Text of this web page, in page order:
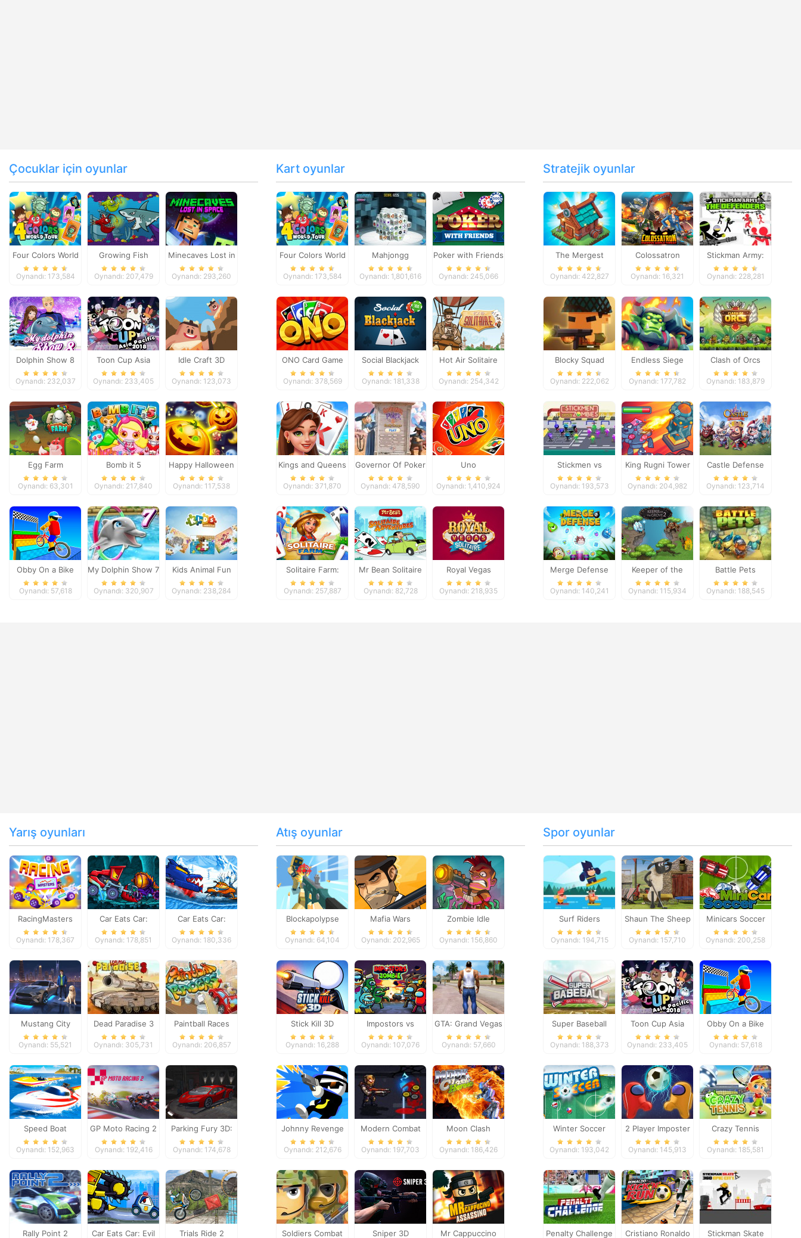
Çocuklar için oyunlar
Four Colors World
Tour
Oynandı: 173,584
Growing Fish
Oynandı: 207,479
Minecaves Lost in
Space
Oynandı: 293,260
Dolphin Show 8
Oynandı: 232,037
Toon Cup Asia
Pacific 2018
Oynandı: 233,405
Idle Craft 3D
Oynandı: 123,073
Egg Farm
Oynandı: 63,301
Bomb it 5
Oynandı: 217,840
Happy Halloween
Oynandı: 117,538
Obby On a Bike
Oynandı: 57,618
My Dolphin Show 7
Oynandı: 320,907
Kids Animal Fun
Oynandı: 238,284
Kart oyunlar
Four Colors World
Tour
Oynandı: 173,584
Mahjongg
Dimensions
Oynandı: 1,801,616
Poker with Friends
Oynandı: 245,066
ONO Card Game
Oynandı: 378,569
Social Blackjack
Oynandı: 181,338
Hot Air Solitaire
Oynandı: 254,342
Kings and Queens
Solitaire Tripeaks
Oynandı: 371,870
Governor Of Poker
2
Oynandı: 478,590
Uno
Oynandı: 1,410,924
Solitaire Farm:
Seasons
Oynandı: 257,887
Mr Bean Solitaire
Adventures
Oynandı: 82,728
Royal Vegas
Solitaire
Oynandı: 218,935
Stratejik oyunlar
The Mergest
Kingdom
Oynandı: 422,827
Colossatron
Oynandı: 16,321
Stickman Army:
The Defenders
Oynandı: 228,281
Blocky Squad
Oynandı: 222,062
Endless Siege
Oynandı: 177,782
Clash of Orcs
Oynandı: 183,879
Stickmen vs
Zombies
Oynandı: 193,573
King Rugni Tower
Defense
Oynandı: 204,982
Castle Defense
Oynandı: 123,714
Merge Defense
Oynandı: 140,241
Keeper of the
Grove 2
Oynandı: 115,934
Battle Pets
Oynandı: 188,545
Yarış oyunları
RacingMasters
Oynandı: 178,367
Car Eats Car:
Dungeon
Oynandı: 178,851
Car Eats Car:
Winter Adventure
Oynandı: 180,336
Mustang City
Driver
Oynandı: 55,521
Dead Paradise 3
Oynandı: 305,731
Paintball Races
Oynandı: 206,857
Speed Boat
Extreme Racing
Oynandı: 152,963
GP Moto Racing 2
Oynandı: 192,416
Parking Fury 3D:
Night Thief
Oynandı: 174,678
Rally Point 2 Car Eats Car: Evil Trials Ride 2
Atış oyunlar
Blockapolypse
Zombie Shooter
Oynandı: 64,104
Mafia Wars
Oynandı: 202,965
Zombie Idle
Defense Online
Oynandı: 156,860
Stick Kill 3D
Oynandı: 16,288
Impostors vs
Zombies: Survival
Oynandı: 107,076
GTA: Grand Vegas
Crime
Oynandı: 57,660
Johnny Revenge
Oynandı: 212,676
Modern Combat
Defense
Oynandı: 197,703
Moon Clash
Heroes
Oynandı: 186,426
Soldiers Combat Sniper 3D Mr Cappuccino
Spor oyunlar
Surf Riders
Oynandı: 194,715
Shaun The Sheep
Baahmy Golf
Oynandı: 157,710
Minicars Soccer
Oynandı: 200,258
Super Baseball
Oynandı: 188,373
Toon Cup Asia
Pacific 2018
Oynandı: 233,405
Obby On a Bike
Oynandı: 57,618
Winter Soccer
Oynandı: 193,042
2 Player Imposter
Soccer
Oynandı: 145,913
Crazy Tennis
Oynandı: 185,581
Penalty Challenge Cristiano Ronaldo Stickman Skate